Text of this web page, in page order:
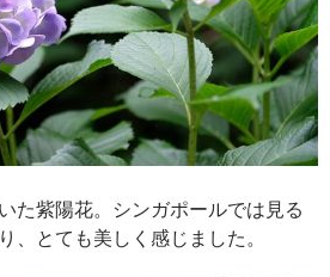
た紫陽花。シンガポールでは見る
、とても美しく感じました。